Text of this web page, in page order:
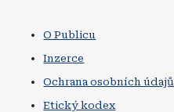
O Publicu
Inzerce
Ochrana osobních údajů
Etický kodex